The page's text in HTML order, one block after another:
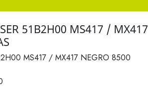
51B2H00 MS417 / MX417
MS417 / MX417 NEGRO 8500